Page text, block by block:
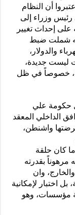
أن النظام
وزراء إلى
على إحداث تغيير
شملت ضبط
والدولار،
ليست جديدة،
خصوصاً في ظل
حكومة علي
الداخلي المعقد
واشنطن،
كان حلقة
بقدرته
وان
اختبار لإمكانية
مؤسسات، وهو